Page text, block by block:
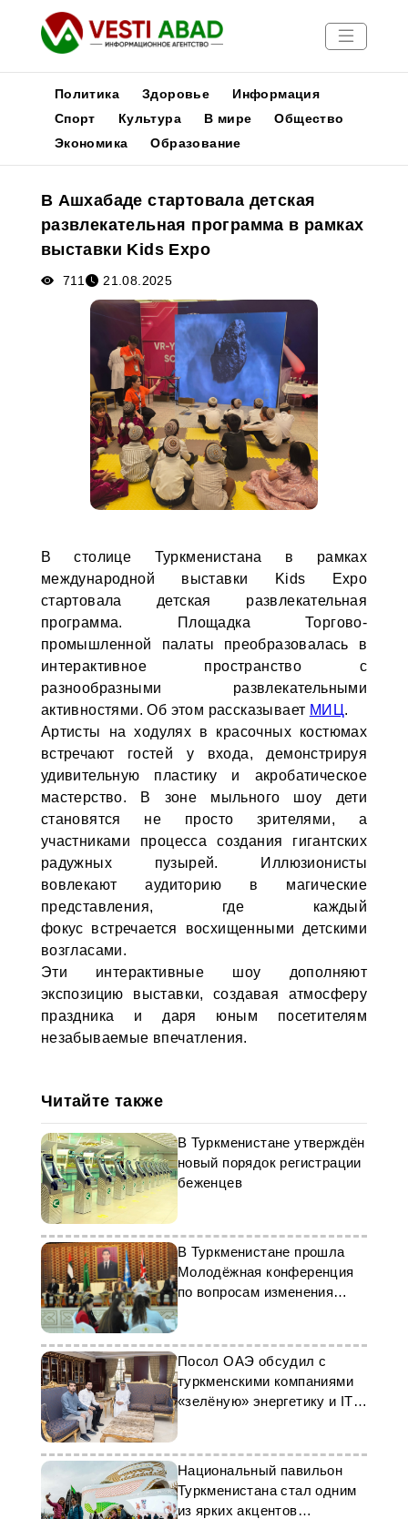
Новости
Медиа
Афиша
Политика Здоровье
Информация
Спорт
Культура В мире
Общество
Экономика
Образование
В Ашхабаде стартовала детская
развлекательная программа в рамках
выставки Kids Expo
711 21.08.2025
В столице Туркменистана в рамках
международной выставки Kids Expo
стартовала детская развлекательная
программа. Площадка Торгово-
промышленной палаты преобразовалась в
интерактивное пространство с
разнообразными развлекательными
активностями. Об этом рассказывает МИЦ .
Артисты на ходулях в красочных костюмах
встречают гостей у входа, демонстрируя
удивительную пластику и акробатическое
мастерство. В зоне мыльного шоу дети
становятся не просто зрителями, а
участниками процесса создания гигантских
радужных пузырей. Иллюзионисты
вовлекают аудиторию в магические
представления, где каждый
фокус встречается восхищенными детскими
возгласами.
Эти интерактивные шоу дополняют
экспозицию выставки, создавая атмосферу
праздника и даря юным посетителям
незабываемые впечатления.
Читайте также
В Туркменистане утверждён
новый порядок регистрации
беженцев
В Туркменистане прошла
Молодёжная конференция
по вопросам изменения
климата
Посол ОАЭ обсудил с
туркменскими компаниями
«зелёную» энергетику и IT-
проекты
Национальный павильон
Туркменистана стал одним
из ярких акцентов